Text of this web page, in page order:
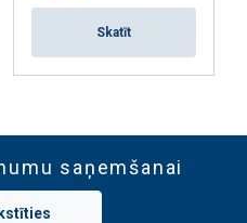
Skatīt
saņemšanai